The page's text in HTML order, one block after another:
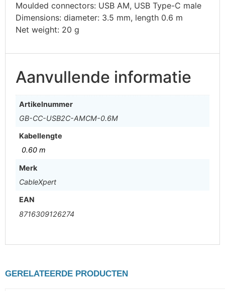
Moulded connectors: USB AM, USB Type-C male
Dimensions: diameter: 3.5 mm, length 0.6 m
Net weight: 20 g
Aanvullende informatie
Artikelnummer
GB-CC-USB2C-AMCM-0.6M
Kabellengte
0.60 m
Merk
CableXpert
EAN
8716309126274
GERELATEERDE PRODUCTEN